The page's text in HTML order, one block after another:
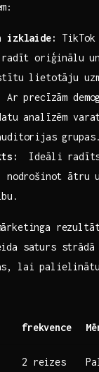
izklaide:
radīt ‌oriģinālu⁣
lietotāju
Ar precīzām
analīzēm
grupas.
Ideāli
nodrošinot ātru
saturs
lai
frekvence
2 reizes